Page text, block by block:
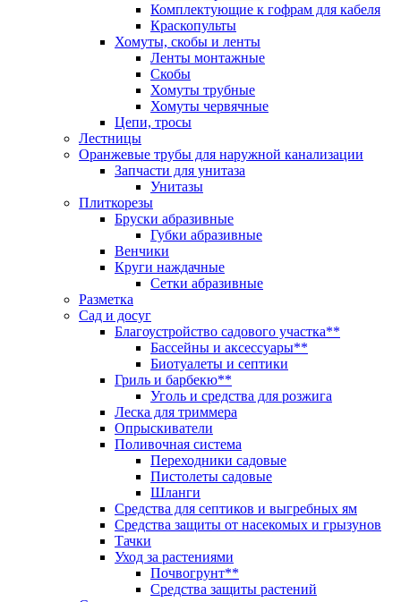
Комплектующие к гофрам для кабеля
Краскопульты
Хомуты, скобы и ленты
Ленты монтажные
Скобы
Хомуты трубные
Хомуты червячные
Цепи, тросы
Лестницы
Оранжевые трубы для наружной канализации
Запчасти для унитаза
Унитазы
Плиткорезы
Бруски абразивные
Губки абразивные
Венчики
Круги наждачные
Сетки абразивные
Разметка
Сад и досуг
Благоустройство садового участка**
Бассейны и аксессуары**
Биотуалеты и септики
Гриль и барбекю**
Уголь и средства для розжига
Леска для триммера
Опрыскиватели
Поливочная система
Переходники садовые
Пистолеты садовые
Шланги
Средства для септиков и выгребных ям
Средства защиты от насекомых и грызунов
Тачки
Уход за растениями
Почвогрунт**
Средства защиты растений